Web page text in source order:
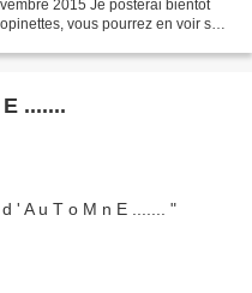
2015 Je posterai bientôt
vous pourrez en voir sur
n E .......